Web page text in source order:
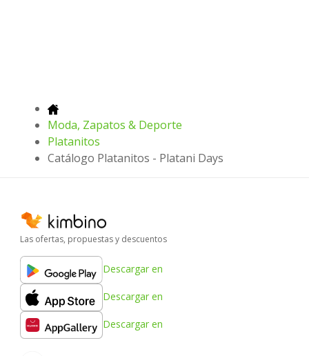
Moda, Zapatos & Deporte
Platanitos
Catálogo Platanitos - Platani Days
Las ofertas, propuestas y descuentos
Descargar en
Descargar en
Descargar en